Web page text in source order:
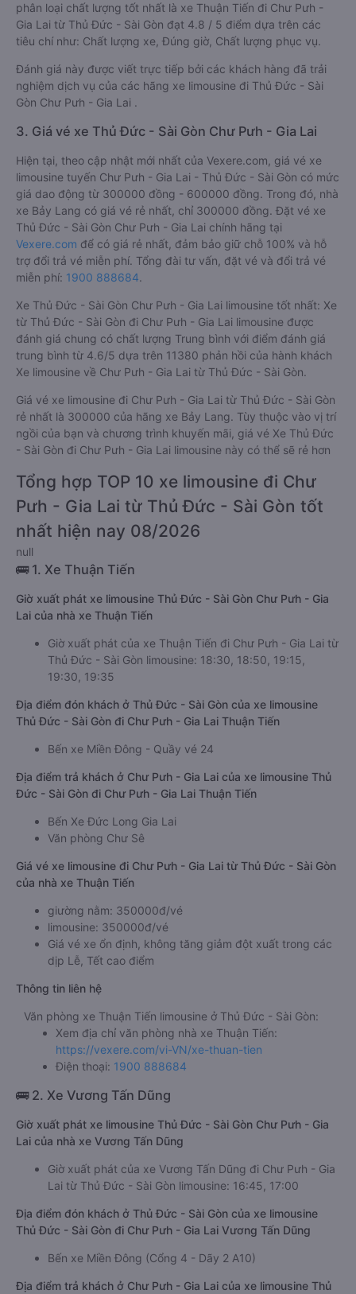
phân loại chất lượng tốt nhất là xe Thuận Tiến đi Chư Pưh -
Gia Lai từ Thủ Đức - Sài Gòn đạt 4.8 / 5 điểm dựa trên các
tiêu chí như: Chất lượng xe, Đúng giờ, Chất lượng phục vụ.
Đánh giá này được viết trực tiếp bởi các khách hàng đã trải
nghiệm dịch vụ của các hãng xe limousine đi Thủ Đức - Sài
Gòn Chư Pưh - Gia Lai .
3. Giá vé xe Thủ Đức - Sài Gòn Chư Pưh - Gia Lai
Hiện tại, theo cập nhật mới nhất của Vexere.com, giá vé xe
limousine tuyến Chư Pưh - Gia Lai - Thủ Đức - Sài Gòn có mức
giá dao động từ 300000 đồng - 600000 đồng. Trong đó, nhà
xe Bảy Lang có giá vé rẻ nhất, chỉ 300000 đồng. Đặt vé xe
Thủ Đức - Sài Gòn Chư Pưh - Gia Lai chính hãng tại
Vexere.com để có giá rẻ nhất, đảm bảo giữ chỗ 100% và hỗ
trợ đổi trả vé miễn phí. Tổng đài tư vấn, đặt vé và đổi trả vé
miễn phí: 1900 888684.
Xe Thủ Đức - Sài Gòn Chư Pưh - Gia Lai limousine tốt nhất: Xe
từ Thủ Đức - Sài Gòn đi Chư Pưh - Gia Lai limousine được
đánh giá chung có chất lượng Trung bình với điểm đánh giá
trung bình từ 4.6/5 dựa trên 11380 phản hồi của hành khách
Xe limousine về Chư Pưh - Gia Lai từ Thủ Đức - Sài Gòn.
Giá vé xe limousine đi Chư Pưh - Gia Lai từ Thủ Đức - Sài Gòn
rẻ nhất là 300000 của hãng xe Bảy Lang. Tùy thuộc vào vị trí
ngồi của bạn và chương trình khuyến mãi, giá vé Xe Thủ Đức
- Sài Gòn đi Chư Pưh - Gia Lai limousine này có thể sẽ rẻ hơn
Tổng hợp TOP 10 xe limousine đi Chư
Pưh - Gia Lai từ Thủ Đức - Sài Gòn tốt
nhất hiện nay 08/2026
null
🚌 1. Xe Thuận Tiến
Giờ xuất phát xe limousine Thủ Đức - Sài Gòn Chư Pưh - Gia
Lai của nhà xe Thuận Tiến
Giờ xuất phát của xe Thuận Tiến đi Chư Pưh - Gia Lai từ
Thủ Đức - Sài Gòn limousine: 18:30, 18:50, 19:15,
19:30, 19:35
Địa điểm đón khách ở Thủ Đức - Sài Gòn của xe limousine
Thủ Đức - Sài Gòn đi Chư Pưh - Gia Lai Thuận Tiến
Bến xe Miền Đông - Quầy vé 24
Địa điểm trả khách ở Chư Pưh - Gia Lai của xe limousine Thủ
Đức - Sài Gòn đi Chư Pưh - Gia Lai Thuận Tiến
Bến Xe Đức Long Gia Lai
Văn phòng Chư Sê
Giá vé xe limousine đi Chư Pưh - Gia Lai từ Thủ Đức - Sài Gòn
của nhà xe Thuận Tiến
giường nằm: 350000đ/vé
limousine: 350000đ/vé
Giá vé xe ổn định, không tăng giảm đột xuất trong các
dịp Lễ, Tết cao điểm
Thông tin liên hệ
Văn phòng xe Thuận Tiến limousine ở Thủ Đức - Sài Gòn:
Xem địa chỉ văn phòng nhà xe Thuận Tiến:
https://vexere.com/vi-VN/xe-thuan-tien
Điện thoại: 1900 888684
🚌 2. Xe Vương Tấn Dũng
Giờ xuất phát xe limousine Thủ Đức - Sài Gòn Chư Pưh - Gia
Lai của nhà xe Vương Tấn Dũng
Giờ xuất phát của xe Vương Tấn Dũng đi Chư Pưh - Gia
Lai từ Thủ Đức - Sài Gòn limousine: 16:45, 17:00
Địa điểm đón khách ở Thủ Đức - Sài Gòn của xe limousine
Thủ Đức - Sài Gòn đi Chư Pưh - Gia Lai Vương Tấn Dũng
Bến xe Miền Đông (Cổng 4 - Dãy 2 A10)
Địa điểm trả khách ở Chư Pưh - Gia Lai của xe limousine Thủ